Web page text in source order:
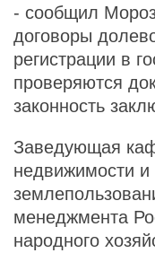
- сообщил
договоры
регистрации в
проверяются
законность
Заведующая
недвижимости
менеджмента
народного